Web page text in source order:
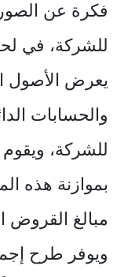
فكرة عن
للشركة، في
يعرض الأصول
والحسابات
للشركة، ويقوم
بموازنة هذه
مبالغ القروض
ويوفر طرح